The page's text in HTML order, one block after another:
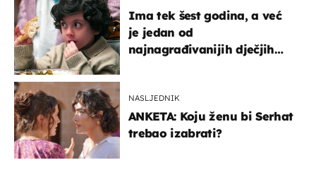
Ima tek šest godina, a već
je jedan od
najnagrađivanijih dječjih
NASLJEDNIK
ANKETA: Koju ženu bi Serhat
trebao izabrati?